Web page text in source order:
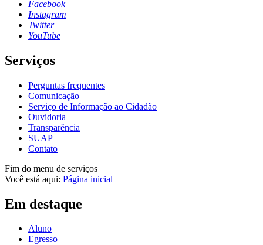
Facebook
Instagram
Twitter
YouTube
Serviços
Perguntas frequentes
Comunicação
Serviço de Informação ao Cidadão
Ouvidoria
Transparência
SUAP
Contato
Fim do menu de serviços
Você está aqui: Página inicial
Em destaque
Aluno
Egresso